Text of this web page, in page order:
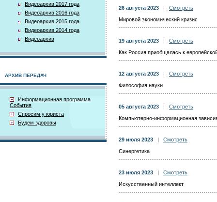
Видеоархив 2017 года
Видеоархив 2016 года
Видеоархив 2015 года
Видеоархив 2014 года
Видеоархив
АРХИВ ПЕРЕДАЧ
Информационная программа
События
Спросим у юриста
Будем здоровы
26 августа 2023
Смотреть
Мировой экономический кризис
19 августа 2023
Смотреть
Как Россия приобщалась к
12 августа 2023
Смотреть
Философия науки
05 августа 2023
Смотреть
Компьютерно-информационная
29 июля 2023
Смотреть
Синергетика
23 июля 2023
Смотреть
Искусственный интеллект